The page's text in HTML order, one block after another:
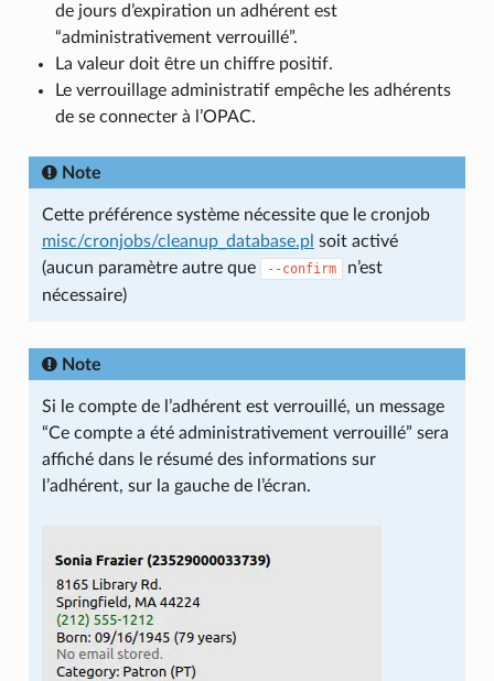
de jours d’expiration un adhérent est
“administrativement verrouillé”.
La valeur doit être un chiffre positif.
Le verrouillage administratif empêche les adhérents
de se connecter à l’OPAC.
Note
Cette préférence système nécessite que le cronjob
misc/cronjobs/cleanup_database.pl soit activé
(aucun paramètre autre que
--confirm
n’est
nécessaire)
Note
Si le compte de l’adhérent est verrouillé, un message
“Ce compte a été administrativement verrouillé” sera
affiché dans le résumé des informations sur
l’adhérent, sur la gauche de l’écran.